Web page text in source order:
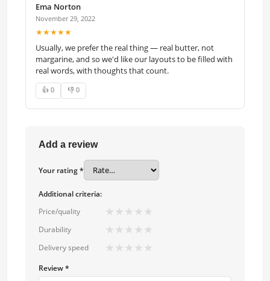
Ema Norton
November 29, 2022
★★★★★
Usually, we prefer the real thing — real butter, not
margarine, and so we'd like our layouts to be filled with
real words, with thoughts that count.
👍 0 👎 0
Add a review
Your rating *
Additional criteria:
Price/quality
★ ★ ★ ★ ★
Durability ★ ★ ★ ★ ★
Delivery speed ★ ★ ★ ★ ★
Review *